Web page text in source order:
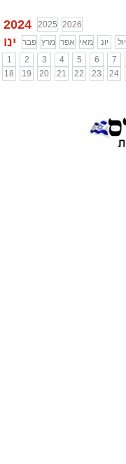
2024 2025 2026
ינו פבר מרץ אפר מאי יונ יול
1
2 3 4 5 6 7
18
19 20 21 22 23 24